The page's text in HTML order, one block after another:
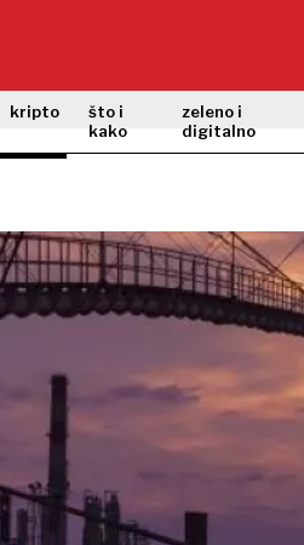
kripto
što i
kako
zeleno i
digitalno